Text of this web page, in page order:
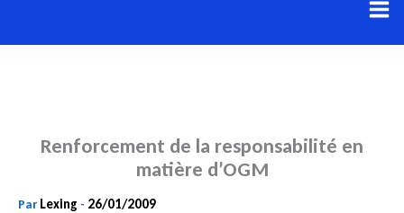
au
Renforcement de la responsabilité en
matière d’OGM
Par Lexing - 26/01/2009